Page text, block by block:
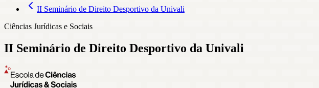
II Seminário de Direito Desportivo da Univali
Ciências Jurídicas e Sociais
II Seminário de Direito Desportivo da Univali